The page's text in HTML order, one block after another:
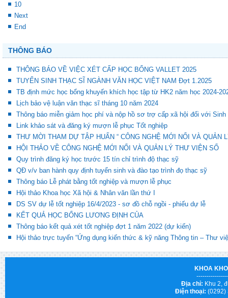
10
Next
End
THÔNG BÁO
THÔNG BÁO VỀ VIỆC XÉT CẤP HỌC BỔNG VALLET 2025
TUYỂN SINH THẠC SĨ NGÀNH VĂN HỌC VIỆT NAM Đợt 1.2025
TB định mức học bổng khuyến khích học tập từ HK2 năm học 2024-
Lịch bảo vệ luận văn thạc sĩ tháng 10 năm 2024
Thông báo miễn giảm học phí và nộp hồ sơ trợ cấp xã hội đối với Sinh
Link khảo sát và đăng ký mượn lễ phục Tốt nghiệp
THƯ MỜI THAM DỰ TẬP HUẤN “ CÔNG NGHỆ MỚI NỔI VÀ QUẢN
HỘI THẢO VỀ CÔNG NGHỆ MỚI NỔI VÀ QUẢN LÝ THƯ VIỆN SỐ
Quy trình đăng ký học trước 15 tín chỉ trình độ thạc sỹ
QĐ v/v ban hành quy định tuyển sinh và đào tạo trình đọ thạc sỹ
Thông báo Lễ phát bằng tốt nghiệp và mượn lễ phục
Hội thảo Khoa học Xã hội & Nhân văn lần thứ I
DS SV dự lễ tốt nghiệp 16/4/2023 - sơ đồ chỗ ngồi - phiếu dự lễ
KẾT QUẢ HỌC BỔNG LƯƠNG ĐỊNH CỦA
Thông báo kết quả xét tốt nghiệp đợt 1 năm 2022 (dự kiến)
Hội thảo trực tuyến “Ứng dụng kiến thức & kỹ năng Thông tin – Thư
KHOA
Địa chỉ: Khu 2,
Điện thoại: (0292)